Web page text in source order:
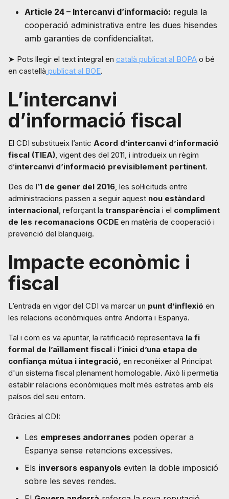
Article 24 – Intercanvi d’informació: regula la
cooperació administrativa entre les dues hisendes
amb garanties de confidencialitat.
➤ Pots llegir el text integral en català publicat al BOPA o bé
en castellà publicat al BOE.
L’intercanvi
d’informació fiscal
El CDI substitueix l’antic Acord d’intercanvi d’informació
fiscal (TIEA), vigent des del 2011, i introdueix un règim
d’intercanvi d’informació previsiblement pertinent.
Des de l’1 de gener del 2016, les sol·licituds entre
administracions passen a seguir aquest nou estàndard
internacional, reforçant la transparència i el compliment
de les recomanacions OCDE en matèria de cooperació i
prevenció del blanqueig.
Impacte econòmic i
fiscal
L’entrada en vigor del CDI va marcar un punt d’inflexió en
les relacions econòmiques entre Andorra i Espanya.
Tal i com es va apuntar, la ratificació representava la fi
formal de l’aïllament fiscal i l’inici d’una etapa de
confiança mútua i integració, en reconèixer al Principat
d'un sistema fiscal plenament homologable. Això li permetia
establir relacions econòmiques molt més estretes amb els
paísos del seu entorn.
Gràcies al CDI:
Les empreses andorranes poden operar a
Espanya sense retencions excessives.
Els inversors espanyols eviten la doble imposició
sobre les seves rendes.